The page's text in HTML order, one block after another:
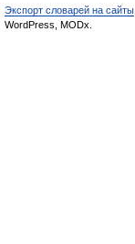
Экспорт словарей на сайты
WordPress, MODx.